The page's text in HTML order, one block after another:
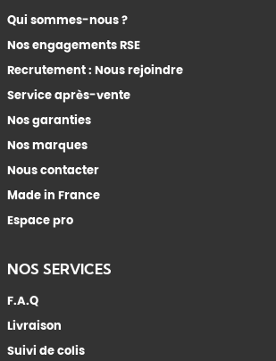
Qui sommes-nous ?
Nos engagements RSE
Recrutement : Nous rejoindre
Service après-vente
Nos garanties
Nos marques
Nous contacter
Made in France
Espace pro
NOS SERVICES
F.A.Q
Livraison
Suivi de colis